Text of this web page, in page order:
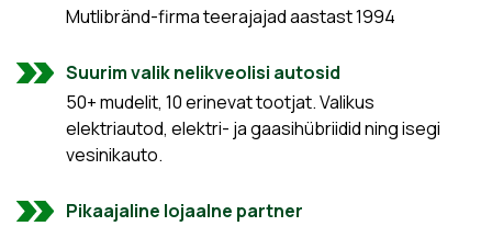
Mutlibränd-firma teerajajad aastast 1994
Suurim valik nelikveolisi autosid
50+ mudelit, 10 erinevat tootjat. Valikus
elektriautod, elektri- ja gaasihübriidid ning isegi
vesinikauto.
Pikaajaline lojaalne partner